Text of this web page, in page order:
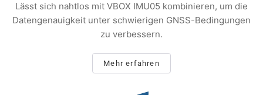
Lässt sich nahtlos mit VBOX IMU05 kombinieren, um die
Datengenauigkeit unter schwierigen GNSS-Bedingungen
zu verbessern.
Mehr erfahren